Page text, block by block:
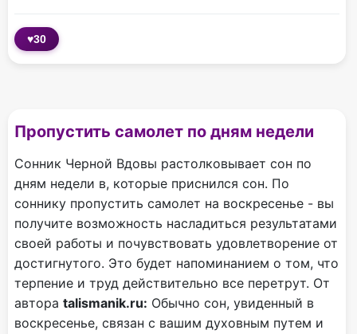
♥30
Пропустить самолет по дням недели
Сонник Черной Вдовы растолковывает сон по
дням недели в, которые приснился сон. По
соннику пропустить самолет на воскресенье - вы
получите возможность насладиться результатами
своей работы и почувствовать удовлетворение от
достигнутого. Это будет напоминанием о том, что
терпение и труд действительно все перетрут. От
автора talismanik.ru: Обычно сон, увиденный в
воскресенье, связан с вашим духовным путем и